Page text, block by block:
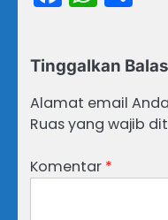
Tinggalkan
Alamat email
Ruas yang wajib
Komentar *